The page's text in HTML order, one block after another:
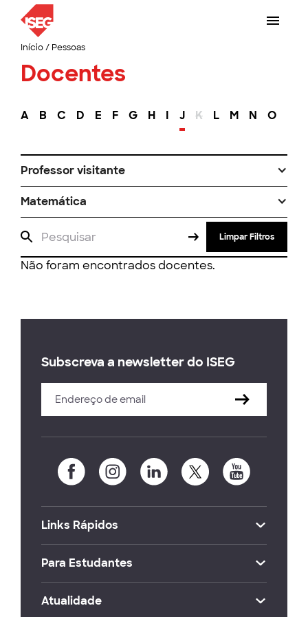
Início/ Pessoas
Docentes
A B C D E F G H I J K L M N O
Professor visitante
Matemática
Limpar Filtros
Não foram encontrados docentes.
Subscreva a newsletter do ISEG
Links Rápidos
Para Estudantes
Atualidade